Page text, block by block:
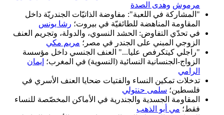
مرموش وهدى الصدة
"المشاركة في اللعبة": مفاوضة الذاتيّات الجندريّة داخل
المقاومة المناهضة للطائفيّة في بيروت؛ رشا يونس
في تحدّي التفاوض: الحشد النسوي، والدولة، وتجريم العنف
الزوجي المبني على الجندر في مصر؛ مريم مكي
"راجلي كيتكرفص عليا..." العنف الجنسي داخل مؤسسة
الزواج-الجنسانية النسائية (النسوية) في المغرب؛ إيمان
الرامي
تدخلات تمكين النساء والفتيات ضحايا العنف الأسري في
فلسطين؛ سلمى حنتولي
المقاومة الجسدية والجندرية في الأماكن المخصّصة للنساء
فقط؛ مي أبو الذهب